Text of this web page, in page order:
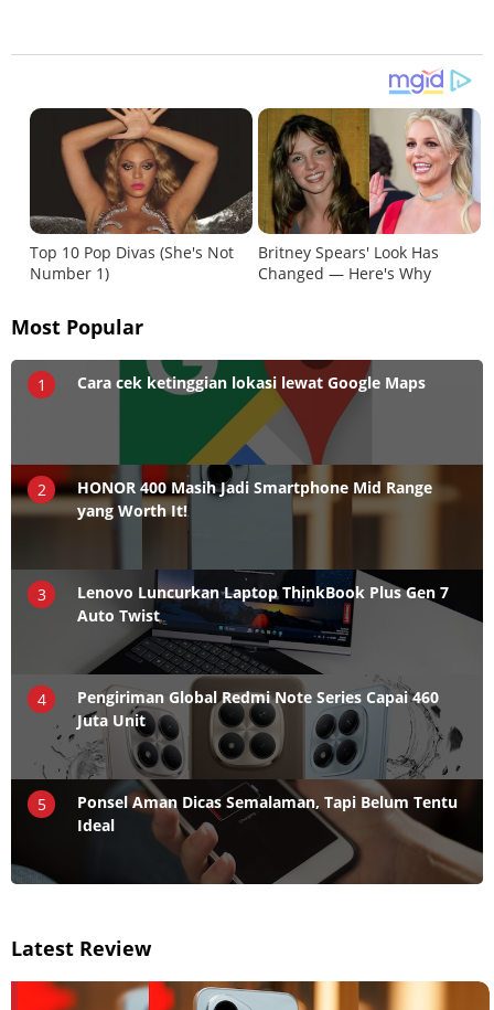
Most Popular
1 Cara cek ketinggian lokasi lewat Google Maps
2
HONOR 400 Masih Jadi Smartphone Mid Range
yang Worth It!
3
Lenovo Luncurkan Laptop ThinkBook Plus Gen 7
Auto Twist
4
Pengiriman Global Redmi Note Series Capai 460
Juta Unit
5
Ponsel Aman Dicas Semalaman, Tapi Belum Tentu
Ideal
Latest Review